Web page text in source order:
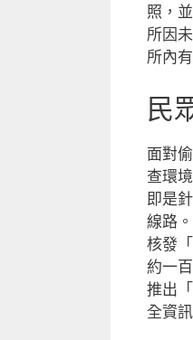
照，
所因
所內
民
面對
查環
即是
線路
核發
約一
推出
全資訊